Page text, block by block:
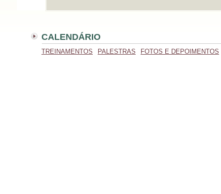
CALENDÁRIO
TREINAMENTOS PALESTRAS FOTOS E DEPOIMENTOS